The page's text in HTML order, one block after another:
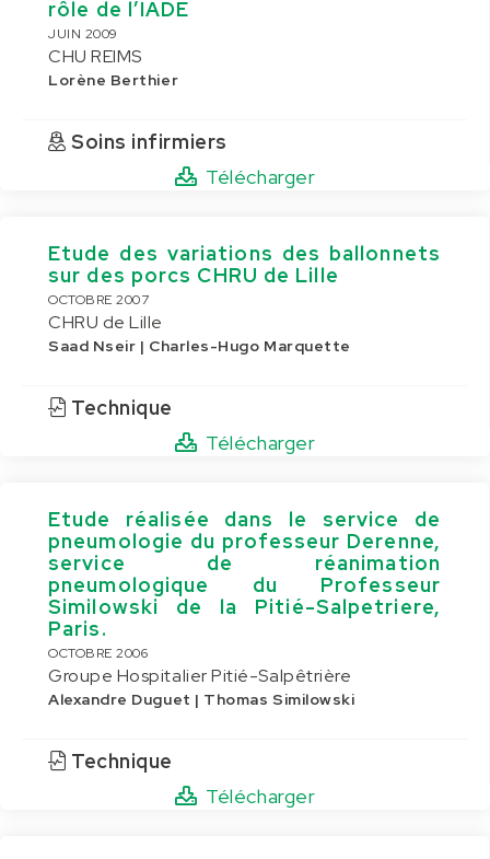
rôle de l’IADE
JUIN 2009
CHU REIMS
Lorène Berthier
Soins infirmiers
Télécharger
Etude des variations des ballonnets
sur des porcs CHRU de Lille
OCTOBRE 2007
CHRU de Lille
Saad Nseir | Charles-Hugo Marquette
Technique
Télécharger
Etude réalisée dans le service de
pneumologie du professeur Derenne,
service de réanimation
pneumologique du Professeur
Similowski de la Pitié-Salpetriere,
Paris.
OCTOBRE 2006
Groupe Hospitalier Pitié-Salpêtrière
Alexandre Duguet | Thomas Similowski
Technique
Télécharger